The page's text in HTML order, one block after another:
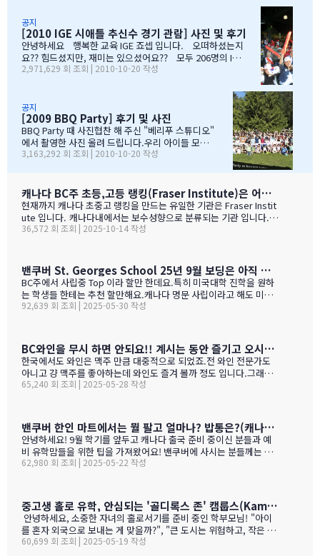
들은 댓글로 남겨주시면, 카톡 혹은 메일로 보내드리겠습니다. 감
사합니다.…
선택이였는데......추천 받은 세 군 데 중에서 선택한 IGE.....서비스
마인드가 확실하고 고객을 끝까지 책임질 줄 아는 회사였습니다.한
국 학생이 적은 웨스트 벤쿠버. 그리고 정 사장님이 추천해주신 caulf
eild.....최고의 선택이였습니다. 아이들은 지난 주 부터 계속 farew
ell party입니다.지난 주에 큰애는 6학년 남자 애들 모두 모여서 이번
에 떠나는 한국 아이 2명을 위한 피자파티에 참석하였고 이번 주는 6
학년 아이들끼리 노벤에 있는 레이저텍에서 번개 모임을 하고 놀다가
왔습니다.둘째는 친했던 친구들 집에 초대를 받아서 4명의 친구와 돌
아가면서 sleep over하느라 집에 들어오질 않습니…
공지
[2010 IGE 시애틀 추신수 경기 관람] 사진 및 후기
안녕하세요 행복한 교육 IGE 죠셉 입니다. 오떠하셨는지
요?? 힘드셨지만, 재미는 있으셨어요?? 모두 206명의 IGE
가족분들이 참석하셨으며, 무사히 이벤트 마무리되었습니
습니다. 감사합니다...꾸벅!!! 이른 아침부터 준비하시고,
국경에서 장작 3시간동안 시간이 걸리셨고....오마이갓~!!!
그래두 미국땅은 밟아보았죠~~추신수도 보고~~야구경기도
보고~~~따뜻한 햇빛아래에서 시원한 맥주도....ㅋㅋㅋ ^^
아버님/어머님들의 여유스러운 모습에 저 또한 신나드라고
요~~~응원도 힘차게 하며...단지 추신수 선수가 뒷 돌아보지
않아서 아쉬웠지만...........( 쫌~~ 뒤를 돌아보고 손 한번 흔
떠나면 고생이죠??? ㅋㅋㅋㅋㅋㅋ …
2,971,629 회 조회 | 2010-10-20 작성
공지
[2009 BBQ Party] 후기 및 사진
BBQ Party 때 사진협찬 해 주신 "베리푸 스튜디오"
에서 촬영한 사진 올려 드립니다.우리 아이들 모
습 잘 찾아 보세요..혹시나 빠진 가족이 있더라도 용
3,163,292 회 조회 | 2010-10-20 작성
캐나다 BC주 초등,고등 랭킹(Fraser Institute)은 어떻게 만들어 지나 ?
현재까지 캐나다 초중고 랭킹을 만드는 유일한 기관은 Fraser Instit
ute 입니다. 캐나다내에서는 보수성향으로 분류되는 기관 입니다.
하여간일반적으로 학교 랭킹 하면 학교의 성적 그러니까 표준 시험결
고등학교의 경우 (9개 지표):평균 시험 점수 (Average exam mark)
졸업률 (Diploma completion rate)학생당 이수 과목 수 (Courses
taken per student)진급 지연율 (Delayed advancement rate)
시험 낙제율 (Percentage of exams failed)학교 vs 시험 점수 차
이 (School vs. exam mark difference) 7-9. 성별 격차 지표 3개
36,572 회 조회 | 2025-10-14 작성
밴쿠버 St. Georges School 25년 9월 보딩은 아직 자리가 있다고 하네요.
BC주에서 사립중 Top 이라 할만 한데요.특히 미국대학 진학을 원하
는 학생들 한테는 추천 할만해요.캐나다 명문 사립이라고 해도 미국
대학 진학은 그저그런 학교도 많거던요.이학교가 하여간 학비+보딩
ent TuitionCanadian Students$73,500American / Mexican / or
Non-Resident Canadian Students$84,000International Stude
nts$99,500
92,639 회 조회 | 2025-05-30 작성
BC와인을 무시 하면 안되요!! 계시는 동안 즐기고 오시기를 바랍니다. (밴쿠버에서 소주는 얼마?)
한국에서도 와인은 맥주 만큼 대중적으로 되었죠.전 와인 전문가도
아니고 걍 맥주를 좋아하는데 와인도 즐겨 볼까 정도 입니다.그래도
와인을 이것 저것 10년넘게 먹다 보니 캐나다, 미국 와인이 유럽산 대
나가 술을 마트,편의점에서 팔지 않고 따로 리쿼스토어나 와인 N 비
어 스토어만 가야 살수 있다는 것이죠.하여간 이번에는 BC와인 장점
을 한번 알아볼게요. GPT가 정리 해본 글이에요. 한번 보세요.그리고
어떤 와인이 있나? 아래 사진으로 함 보세요.ㅎㅎ 그리고 밴쿠버에서
파는 한국 소주 종류와 가격도 함 보세요. 당연 한국보다 비싸죠!!!1.
0-15 % 길고, 일교차가 커 산도가 살아 있음. 서늘한 밤 덕분에 과일
향이 …
65,240 회 조회 | 2025-05-28 작성
밴쿠버 한인 마트에서는 뭘 팔고 얼마나? 밥통은?(캐나다 출국 준비 중이신 분들과 예비 유학맘들을 위한)
안녕하세요! 9월 학기를 앞두고 캐나다 출국 준비 중이신 분들과 예
비 유학맘들을 위한 팁을 가져왔어요! 밴쿠버에 사시는 분들께는 이
미 익숙한 정보일 수도 있지만, 처음 가시는 분들께는 정말 유용할 거
하지만, 밴쿠버 지역에서는 한남마트도 있죠. (홍보글 절대 아님 ㅋ
ㅋ)사진들을 보시면서 가격대와 어떤 물건들이 있는지 미리 체크해
보세요!특히 주목할 점은 전기밥솥인데요, 한국에서 가져간 제품은
전압이 달라서 사용할 수 없어서 어쩔 수 없이 현지에서 새로 구입해
야 하는 것중 하나 일수 있죠? 하기는 요새는 워낙 밥들을 먹지 않다
62,980 회 조회 | 2025-05-22 작성
중고생 홀로 유학, 안심되는 '골디록스 존' 캠룹스(Kamloops)가 정답입니다
를 혼자 외국으로 보내는 게 맞을까?", "큰 도시는 위험하고, 작은 도
시는 교육환경이 부족할까?" 이런 고민으로 밤잠 설치시죠? 오늘은
60,699 회 조회 | 2025-05-19 작성